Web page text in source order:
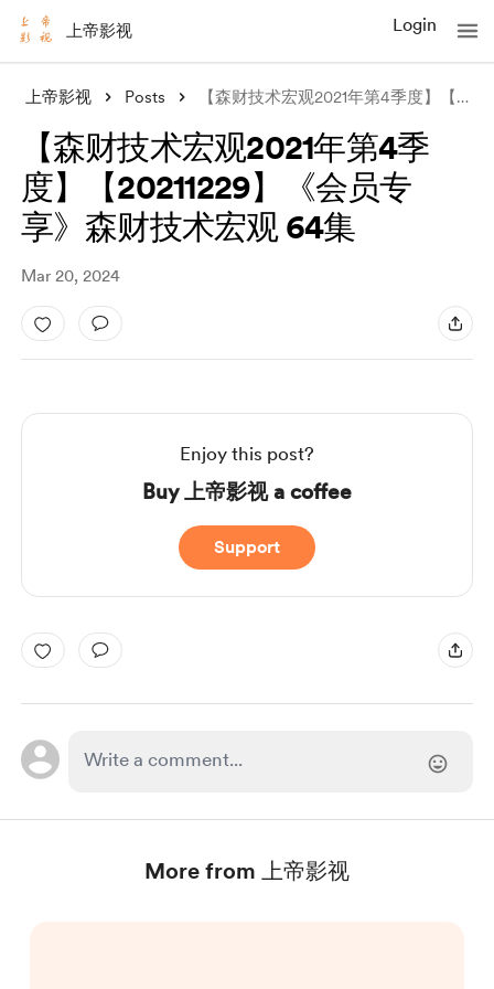
上帝影视 Login
上帝影视 Posts 【森财技术宏观2021年第4季度】【20211229】《会员专享》森财技术宏观
【森财技术宏观2021年第4季
度】【20211229】《会员专
享》森财技术宏观 64集
Mar 20, 2024
Enjoy this post?
Buy 上帝影视 a coffee
Support
More from 上帝影视